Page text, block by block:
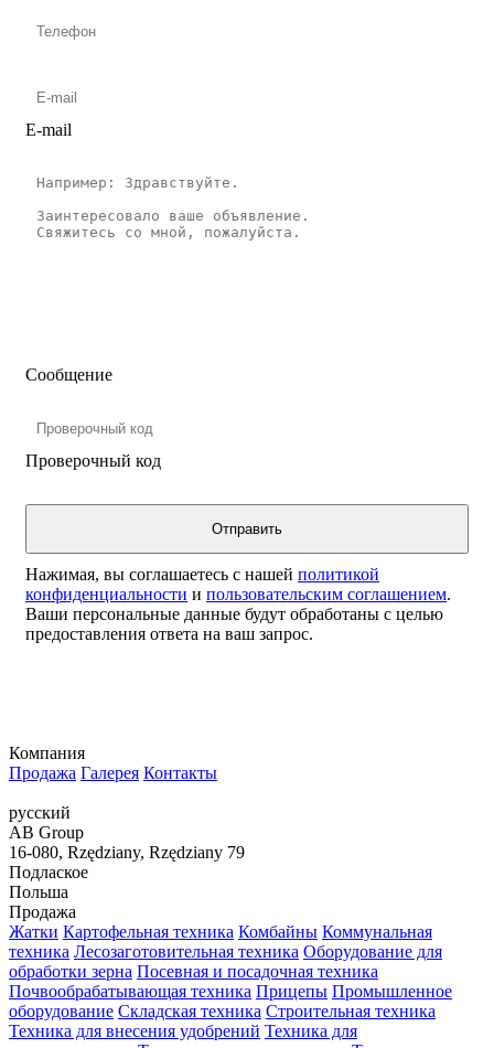
E-mail
Сообщение
Проверочный код
Нажимая, вы соглашаетесь с нашей политикой
конфиденциальности и пользовательским соглашением.
Ваши персональные данные будут обработаны с целью
предоставления ответа на ваш запрос.
Компания
Продажа Галерея Контакты
русский
AB Group
16-080, Rzędziany, Rzędziany 79
Подлаское
Польша
Продажа
Жатки Картофельная техника Комбайны Коммунальная
техника Лесозаготовительная техника Оборудование для
обработки зерна Посевная и посадочная техника
Почвообрабатывающая техника Прицепы Промышленное
оборудование Складская техника Строительная техника
Техника для внесения удобрений Техника для